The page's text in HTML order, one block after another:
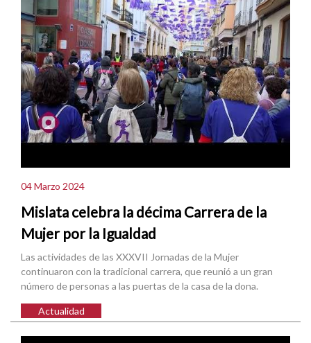
04 Marzo 2024
Mislata celebra la décima Carrera de la
Mujer por la Igualdad
Las actividades de las XXXVII Jornadas de la Mujer
continuaron con la tradicional carrera, que reunió a un gran
número de personas a las puertas de la casa de la dona.
Actualidad